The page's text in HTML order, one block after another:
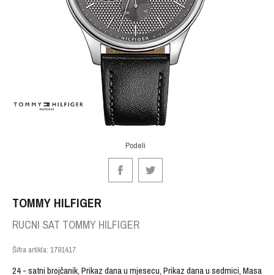
Podeli
TOMMY HILFIGER
RUCNI SAT TOMMY HILFIGER
Šifra artikla: 1791417
24 - satni brojčanik, Prikaz dana u mjesecu, Prikaz dana u sedmici, Masa